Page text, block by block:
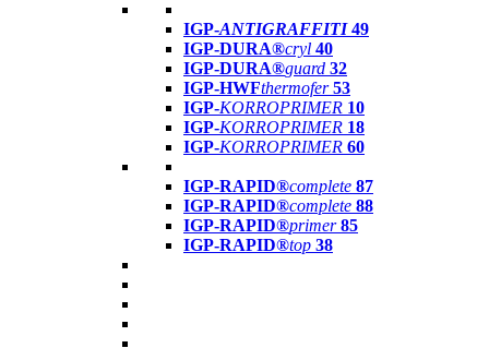
IGP-ANTIGRAFFITI49
IGP-DURA®cryl 40
IGP-DURA®guard 32
IGP-HWFthermofer 53
IGP-KORROPRIMER 10
IGP-KORROPRIMER 18
IGP-KORROPRIMER 60
IGP-RAPID®complete 87
IGP-RAPID®complete 88
IGP-RAPID®primer 85
IGP-RAPID®top 38